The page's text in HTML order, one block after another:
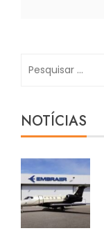
NOTÍCIAS